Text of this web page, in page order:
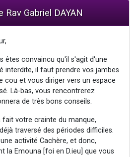
Gabriel DAYAN
êtes convaincu qu'il s'agit d'une
interdite, il faut prendre vos jambes
cou et vous diriger vers un espace
Là-bas, vous rencontrerez
de très bons conseils.
votre crainte du manque,
traversé des périodes difficiles.
activité Cachère, et donc,
la Emouna [foi en D.ieu] que vous